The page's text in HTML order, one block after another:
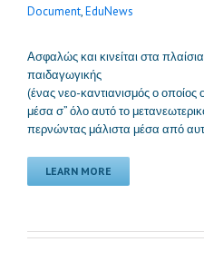
Document,EduNews
Ασφαλώς και κινείται στα
παιδαγωγικής
(ένας νεο-καντιανισμός ο
μέσα σ” όλο αυτό το
περνώντας μάλιστα μέσα από
LEARN MORE